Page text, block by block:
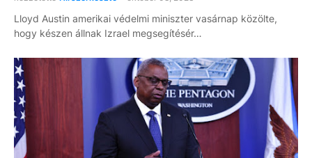
Lloyd Austin amerikai védelmi miniszter vasárnap közölte,
hogy készen állnak Izrael megsegítésér…